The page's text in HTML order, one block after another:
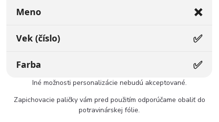
Meno ❌
Vek (číslo) ✅
Farba ✅
Iné možnosti personalizácie nebudú akceptované.
Zapichovacie paličky vám pred použitím odporúčame obaliť do
potravinárskej fólie.